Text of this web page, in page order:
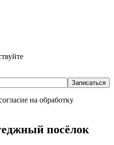
на обработку
посёлок